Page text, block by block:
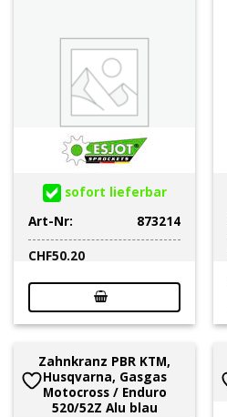
sofort lieferbar
Art-Nr:
873214
CHF50.20
Zahnkranz PBR KTM,
Husqvarna, Gasgas
Motocross / Enduro
520/52Z Alu blau